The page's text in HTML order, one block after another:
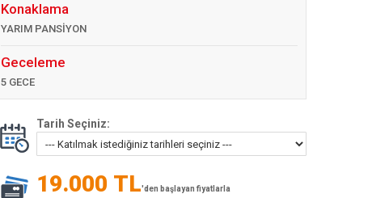
Konaklama
YARIM PANSİYON
Geceleme
5 GECE
Tarih Seçiniz:
19.000 TL'den başlayan fiyatlarla